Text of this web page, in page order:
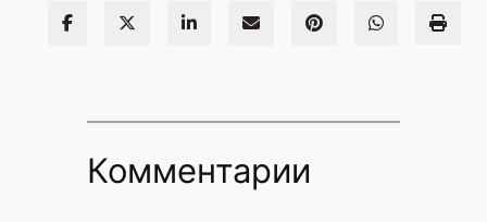
Комментарии